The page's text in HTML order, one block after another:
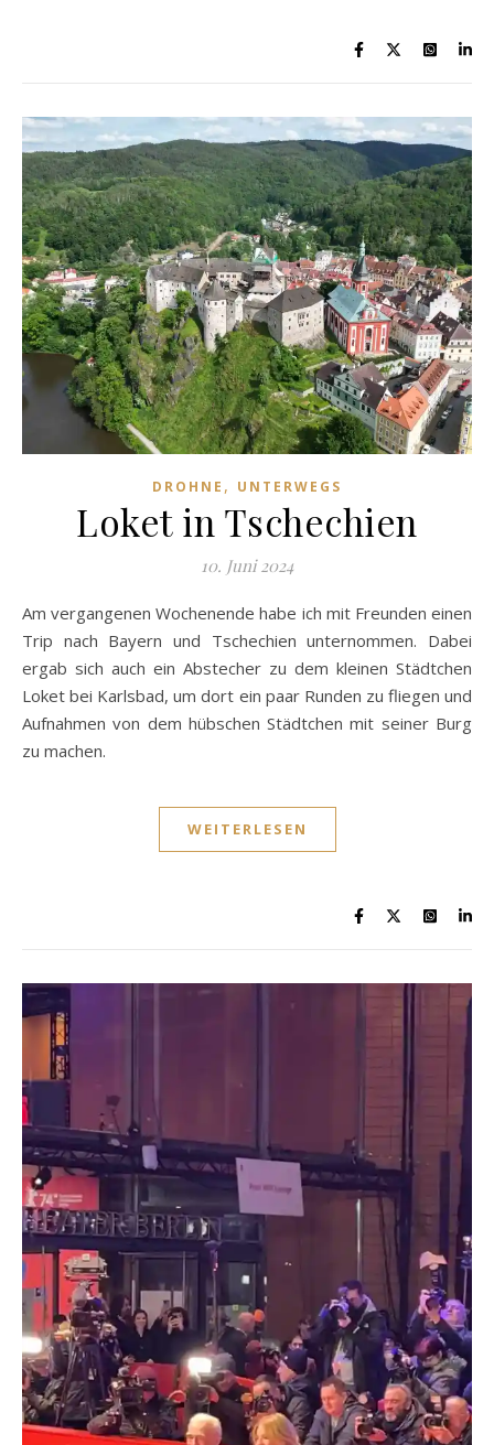
DROHNE , UNTERWEGS
Loket in Tschechien
10. Juni 2024
Am vergangenen Wochenende habe ich mit Freunden einen
Trip nach Bayern und Tschechien unternommen. Dabei
ergab sich auch ein Abstecher zu dem kleinen Städtchen
Loket bei Karlsbad, um dort ein paar Runden zu fliegen und
Aufnahmen von dem hübschen Städtchen mit seiner Burg
zu machen.
WEITERLESEN